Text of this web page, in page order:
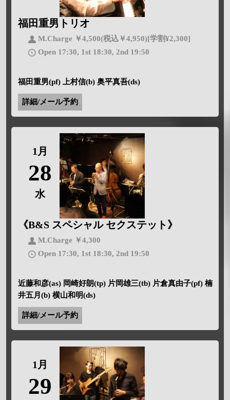
福田重男トリオ
M.Charge ￥4,500(税込￥4,950)[学割¥2,300]
Open 17:30, 1st 18:30, 2nd 19:50
福田重男(pf) 上村信(b) 奥平真吾(ds)
詳細/メール予約
1月
28
水
《B&S スペシャル セクステット》
M.Charge ￥4,300
Open 17:30, 1st 18:30, 2nd 19:50
近藤和彦(as) 岡崎好朗(tp) 片岡雄三(tb) 片倉真由子(pf) 楠
井五月(b) 横山和明(ds)
詳細/メール予約
1月
29